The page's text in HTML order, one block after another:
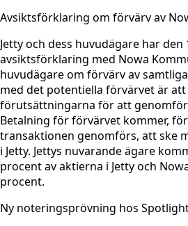
Avsiktsförklaring om förvärv av
Jetty och dess huvudägare har
avsiktsförklaring med Nowa
huvudägare om förvärv av
med det potentiella förvärvet är
förutsättningarna för att
Betalning för förvärvet kommer,
transaktionen genomförs, att ske
i Jetty. Jettys nuvarande ägare
procent av aktierna i Jetty och
procent.
Ny noteringsprövning hos